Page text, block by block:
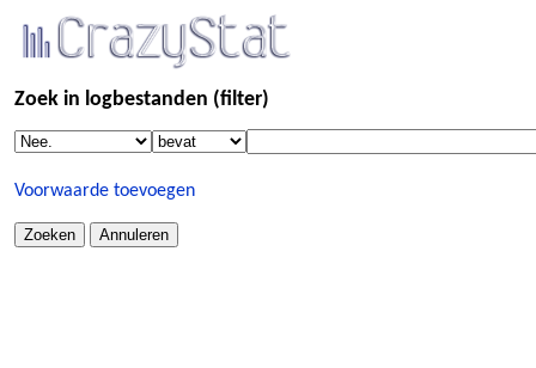
Zoek in logbestanden (filter)
Voorwaarde toevoegen